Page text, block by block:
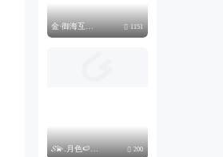
金·御海互动点唱厅🔆聘  1151
 200